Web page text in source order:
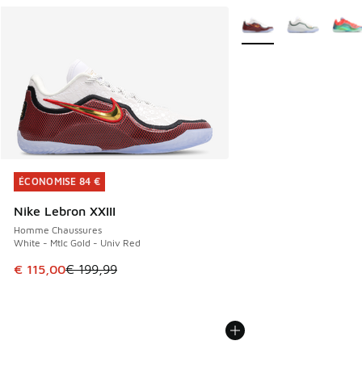
ÉCONOMISE 84 €
Nike Lebron XXIII
Homme Chaussures
White - Mtlc Gold - Univ Red
Cet article est en promotion. Prix en baisse de € 199,99 à
€ 115,00€ 199,99
ÉCONOMISE 84 €
Plus de couleurs